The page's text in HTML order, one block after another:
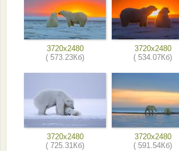
3720x2480
( 573.23Кб)
3720x2480
( 534.07Кб)
3720x2480
( 725.31Кб)
3720x2480
( 591.54Кб)